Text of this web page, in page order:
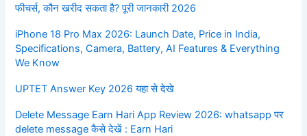
फीचर्स, कौन खरीद सकता है? पूरी जानकारी 2026
iPhone 18 Pro Max 2026: Launch Date, Price in India,
Specifications, Camera, Battery, AI Features & Everything
We Know
UPTET Answer Key 2026 यहा से देखे
Delete Message Earn Hari App Review 2026: whatsapp पर
delete message कैसे देखें : Earn Hari